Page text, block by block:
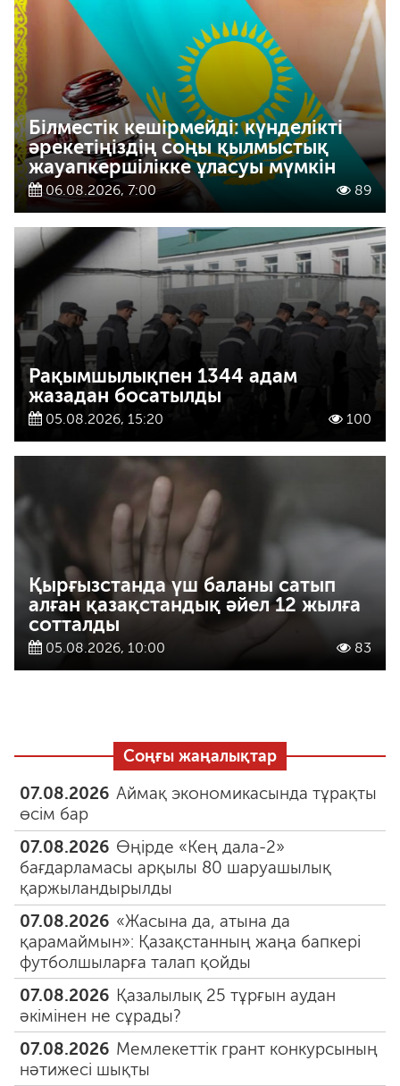
Білместік кешірмейді: күнделікті
әрекетіңіздің соңы қылмыстық
жауапкершілікке ұласуы мүмкін
06.08.2026, 7:00 89
Рақымшылықпен 1344 адам
жазадан босатылды
05.08.2026, 15:20 100
Қырғызстанда үш баланы сатып
алған қазақстандық әйел 12 жылға
сотталды
05.08.2026, 10:00 83
Соңғы жаңалықтар
07.08.2026 Аймақ экономикасында тұрақты
өсім бар
07.08.2026 Өңірде «Кең дала-2»
бағдарламасы арқылы 80 шаруашылық
қаржыландырылды
07.08.2026 «Жасына да, атына да
қарамаймын»: Қазақстанның жаңа бапкері
футболшыларға талап қойды
07.08.2026 Қазалылық 25 тұрғын аудан
әкімінен не сұрады?
07.08.2026 Мемлекеттік грант конкурсының
нәтижесі шықты